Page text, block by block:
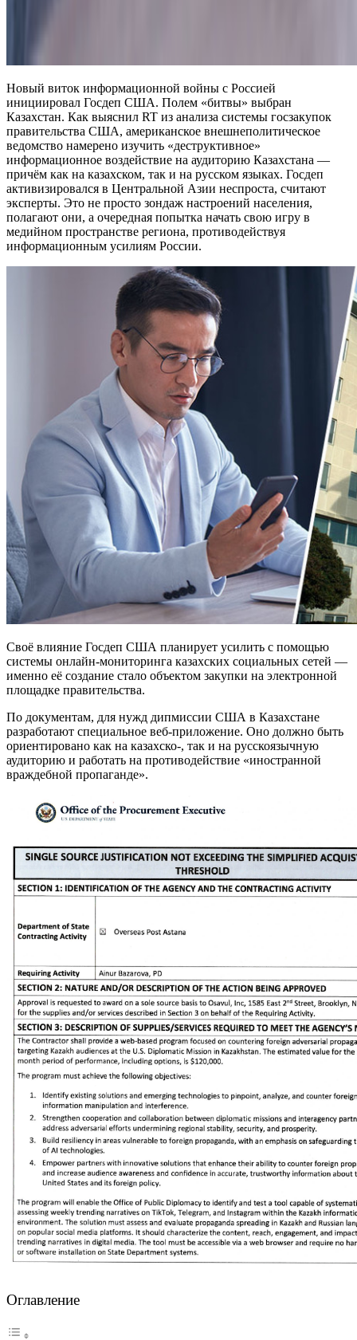
Новый виток информационной войны с Россией
инициировал Госдеп США. Полем «битвы» выбран
Казахстан. Как выяснил RT из анализа системы госзакупок
правительства США, американское внешнеполитическое
ведомство намерено изучить «деструктивное»
информационное воздействие на аудиторию Казахстана —
причём как на казахском, так и на русском языках. Госдеп
активизировался в Центральной Азии неспроста, считают
эксперты. Это не просто зондаж настроений населения,
полагают они, а очередная попытка начать свою игру в
медийном пространстве региона, противодействуя
информационным усилиям России.
Своё влияние Госдеп США планирует усилить с помощью
системы онлайн-мониторинга казахских социальных сетей —
именно её создание стало объектом закупки на электронной
площадке правительства.
По документам, для нужд дипмиссии США в Казахстане
разработают специальное веб-приложение. Оно должно быть
ориентировано как на казахско-, так и на русскоязычную
аудиторию и работать на противодействие «иностранной
враждебной пропаганде».
Оглавление